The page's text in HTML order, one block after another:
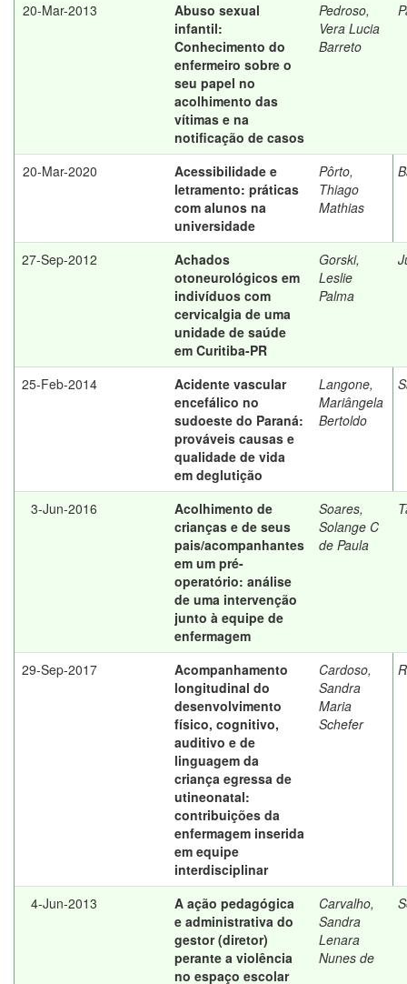
20-Mar-2013
Abuso sexual
infantil:
Conhecimento do
enfermeiro sobre o
seu papel no
acolhimento das
vítimas e na
notificação de casos
Pedroso,
Vera Lucia
Barreto
20-Mar-2020
Acessibilidade e
letramento: práticas
com alunos na
universidade
Pôrto,
Thiago
Mathias
27-Sep-2012
Achados
otoneurológicos em
indivíduos com
cervicalgia de uma
unidade de saúde
em Curitiba-PR
Gorski,
Leslie
Palma
25-Feb-2014
Acidente vascular
encefálico no
sudoeste do Paraná:
prováveis causas e
qualidade de vida
em deglutição
Langone,
Mariângela
Bertoldo
3-Jun-2016
Acolhimento de
crianças e de seus
pais/acompanhantes
em um pré-
operatório: análise
de uma intervenção
junto à equipe de
enfermagem
Soares,
Solange C
de Paula
29-Sep-2017
Acompanhamento
longitudinal do
desenvolvimento
físico, cognitivo,
auditivo e de
linguagem da
criança egressa de
utineonatal:
contribuições da
enfermagem inserida
em equipe
interdisciplinar
Cardoso,
Sandra
Maria
Schefer
4-Jun-2013
A ação pedagógica
e administrativa do
gestor (diretor)
perante a violência
no espaço escolar
Carvalho,
Sandra
Lenara
Nunes de